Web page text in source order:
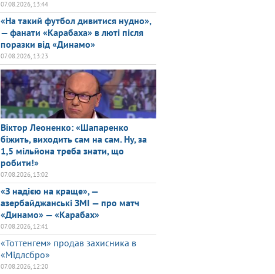
07.08.2026, 13:44
«На такий футбол дивитися нудно»,
— фанати «Карабаха» в люті після
поразки від «Динамо»
07.08.2026, 13:23
Віктор Леоненко: «Шапаренко
біжить, виходить сам на сам. Ну, за
1,5 мільйона треба знати, що
робити!»
07.08.2026, 13:02
«З надією на краще», —
азербайджанські ЗМІ — про матч
«Динамо» — «Карабах»
07.08.2026, 12:41
«Тоттенгем» продав захисника в
«Мідлсбро»
07.08.2026, 12:20